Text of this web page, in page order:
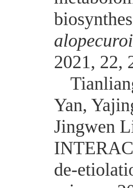
2021, 22,
Yan,
Jingwen
de-